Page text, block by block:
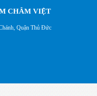
CHÂM VIỆT
Quận Thủ Đức